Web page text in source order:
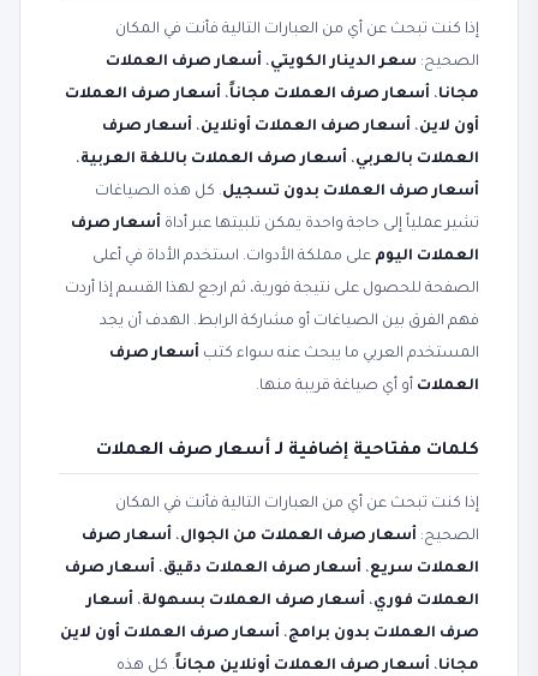
إذا كنت تبحث عن أي من العبارات التالية فأنت في المكان
الصحيح: سعر الدينار الكويتي، أسعار صرف العملات
مجانا، أسعار صرف العملات مجاناً، أسعار صرف العملات
أون لاين، أسعار صرف العملات أونلاين، أسعار صرف
العملات بالعربي، أسعار صرف العملات باللغة العربية،
أسعار صرف العملات بدون تسجيل. كل هذه الصياغات
تشير عملياً إلى حاجة واحدة يمكن تلبيتها عبر أداة أسعار صرف
العملات اليوم على مملكة الأدوات. استخدم الأداة في أعلى
الصفحة للحصول على نتيجة فورية، ثم ارجع لهذا القسم إذا أردت
فهم الفرق بين الصياغات أو مشاركة الرابط. الهدف أن يجد
المستخدم العربي ما يبحث عنه سواء كتب أسعار صرف
العملات أو أي صياغة قريبة منها.
كلمات مفتاحية إضافية لـ أسعار صرف العملات
إذا كنت تبحث عن أي من العبارات التالية فأنت في المكان
الصحيح: أسعار صرف العملات من الجوال، أسعار صرف
العملات سريع، أسعار صرف العملات دقيق، أسعار صرف
العملات فوري، أسعار صرف العملات بسهولة، أسعار
صرف العملات بدون برامج، أسعار صرف العملات أون لاين
مجانا، أسعار صرف العملات أونلاين مجاناً. كل هذه